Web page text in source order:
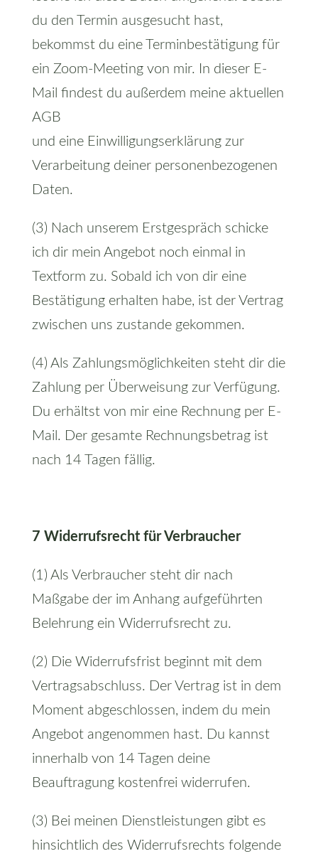
du den Termin ausgesucht hast,
bekommst du eine Terminbestätigung für
ein Zoom-Meeting von mir. In dieser E-
Mail findest du außerdem meine aktuellen
AGB
und eine Einwilligungserklärung zur
Verarbeitung deiner personenbezogenen
Daten.
(3) Nach unserem Erstgespräch schicke
ich dir mein Angebot noch einmal in
Textform zu. Sobald ich von dir eine
Bestätigung erhalten habe, ist der Vertrag
zwischen uns zustande gekommen.
(4) Als Zahlungsmöglichkeiten steht dir die
Zahlung per Überweisung zur Verfügung.
Du erhältst von mir eine Rechnung per E-
Mail. Der gesamte Rechnungsbetrag ist
nach 14 Tagen fällig.
7 Widerrufsrecht für Verbraucher
(1) Als Verbraucher steht dir nach
Maßgabe der im Anhang aufgeführten
Belehrung ein Widerrufsrecht zu.
(2) Die Widerrufsfrist beginnt mit dem
Vertragsabschluss. Der Vertrag ist in dem
Moment abgeschlossen, indem du mein
Angebot angenommen hast. Du kannst
innerhalb von 14 Tagen deine
Beauftragung kostenfrei widerrufen.
(3) Bei meinen Dienstleistungen gibt es
hinsichtlich des Widerrufsrechts folgende